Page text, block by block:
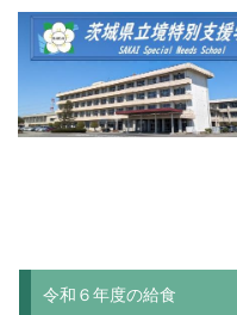
令和６年度の給食